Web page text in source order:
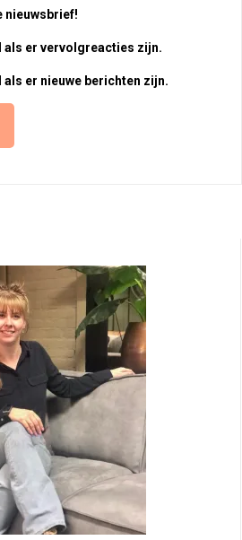
nieuwsbrief!
als er vervolgreacties zijn.
er nieuwe berichten zijn.